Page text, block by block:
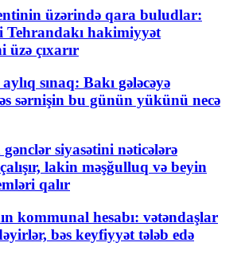
üzərində qara buludlar:
Tehrandakı hakimiyyət
üzə çıxarır
sınaq: Bakı gələcəyə
sərnişin bu günün yükünü necə
siyasətini nəticələrə
lakin məşğulluq və beyin
qalır
kommunal hesabı: vətəndaşlar
bəs keyfiyyət tələb edə